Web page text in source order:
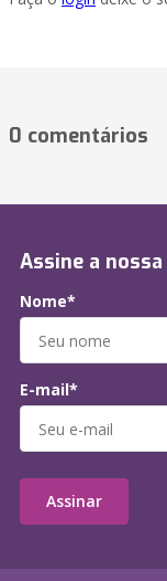
0 comentários
Assine a
Nome*
E-mail*
Assinar